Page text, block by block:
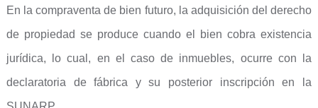
En la compraventa de bien futuro, la adquisición del derecho
de propiedad se produce cuando el bien cobra existencia
jurídica, lo cual, en el caso de inmuebles, ocurre con la
declaratoria de fábrica y su posterior inscripción en la